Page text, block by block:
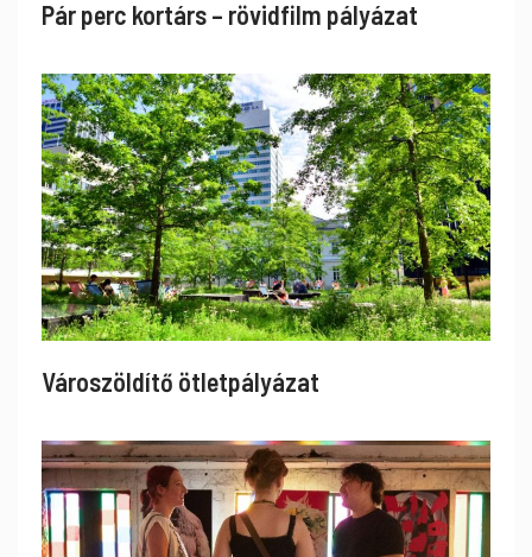
Pár perc kortárs – rövidfilm pályázat
Városzöldítő ötletpályázat